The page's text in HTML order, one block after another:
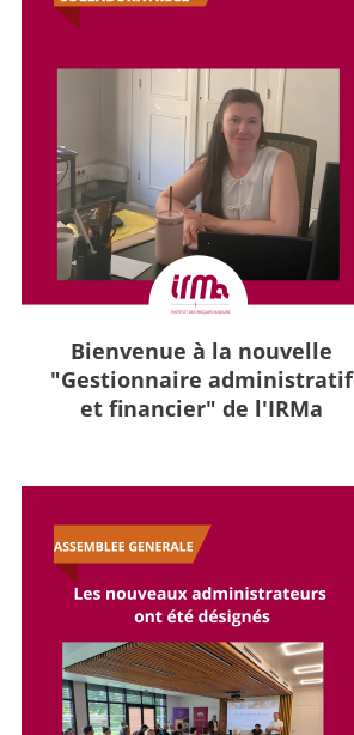
Bienvenue à la nouvelle
"Gestionnaire administratif
et financier" de l'IRMa